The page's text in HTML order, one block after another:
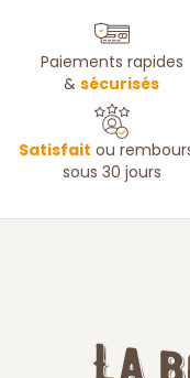
Paiements rapides
&sécurisés
Satisfait ou
sous 30 jours